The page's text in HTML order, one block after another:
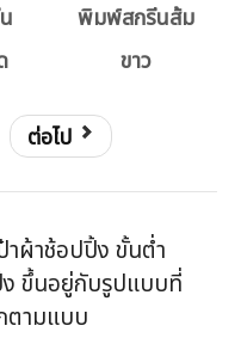
พิมพ์สกรีนส้ม
ขาว
ต่อไป
าผ้าช้อปปิ้ง ขั้นต่ำ
ขึ้นอยู่กับรูปแบบที่
ตามแบบ